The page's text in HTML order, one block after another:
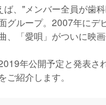
、"メンバー全員が歯
グループ。2007年に
、「愛唄」がついに映画
年公開予定と発表さ
ご紹介します。